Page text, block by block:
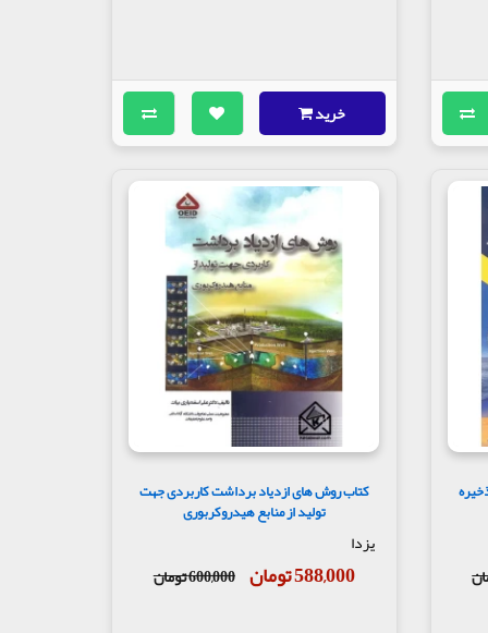
خرید
کتاب روش های ازدیاد برداشت کاربردی جهت
تولید از منابع هیدروکربوری
یزدا
588,000 تومان 600,000 تومان